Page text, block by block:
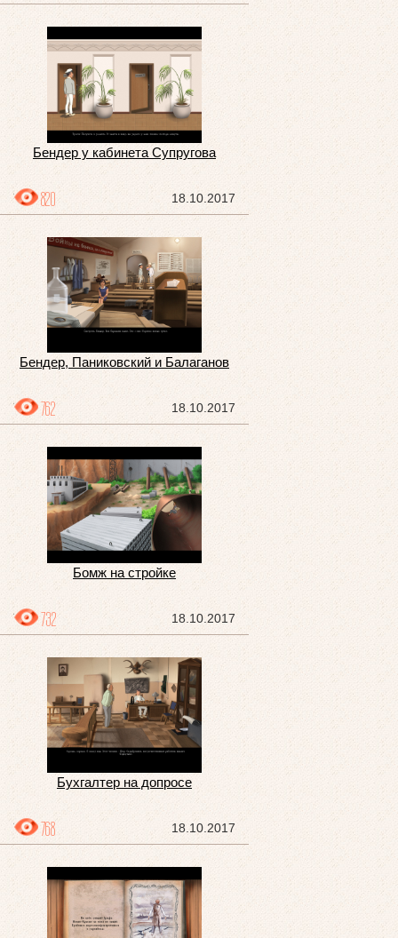
Бендер у кабинета Супругова
18.10.2017
820
Бендер, Паниковский и Балаганов
18.10.2017
762
Бомж на стройке
18.10.2017
732
Бухгалтер на допросе
18.10.2017
768